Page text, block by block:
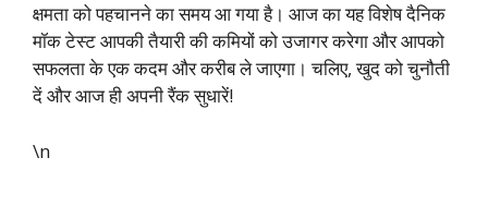
क्षमता को पहचानने का समय आ गया है। आज का यह विशेष दैनिक
मॉक टेस्ट आपकी तैयारी की कमियों को उजागर करेगा और आपको
सफलता के एक कदम और करीब ले जाएगा। चलिए, खुद को चुनौती
दें और आज ही अपनी रैंक सुधारें!
\n